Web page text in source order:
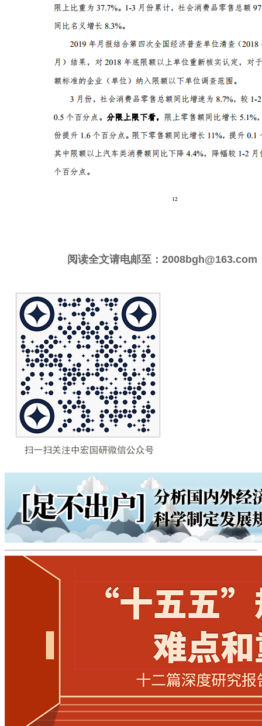
阅读全文请电邮至：2008bgh@163.com